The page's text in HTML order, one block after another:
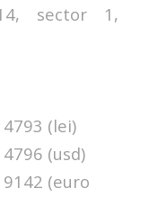
sector 1,
4793 (lei)
(usd)
9142 (euro